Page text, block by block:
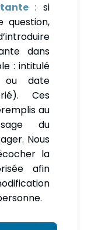
: si
question,
dans
: intitulé
ou date
Ces
au
du
Nous
la
afin